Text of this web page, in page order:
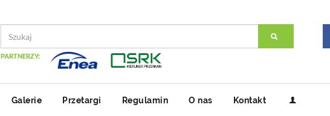
PARTNERZY:
Galerie Przetargi Regulamin O nas Kontakt